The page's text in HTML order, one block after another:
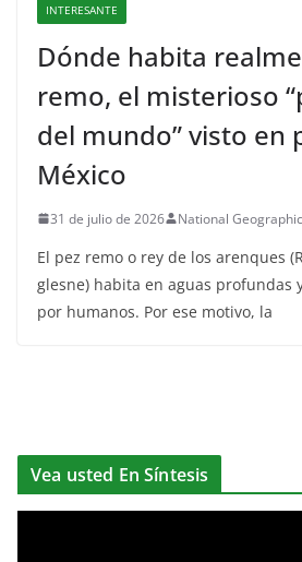
INTERESANTE
Dónde habita
remo, el misterioso
del mundo” visto en
México
31 de julio de 2026 National
El pez remo o rey de los arenques
glesne) habita en aguas profundas
por humanos. Por ese motivo, la
Vea usted En Síntesis